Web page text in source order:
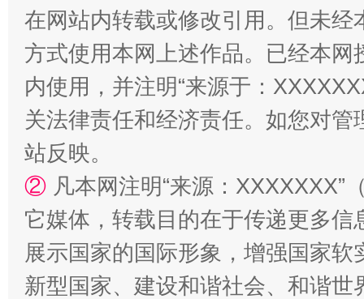
站台名比不上好声名
在网站内转载或修改引用。但未
方式使用本网上述作品。已经本
内使用，并注明“来源于：
关法律责任和经济责任。如您对
站反映。
② 凡本网注明“来源：
它媒体，转载目的在于传递更多
展示国家的国际形象，增强国家
新型国家、建设和谐社会、和谐